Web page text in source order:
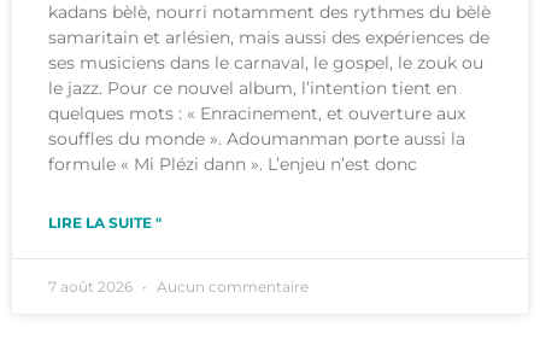
kadans bèlè, nourri notamment des rythmes du bèlè
samaritain et arlésien, mais aussi des expériences de
ses musiciens dans le carnaval, le gospel, le zouk ou
le jazz. Pour ce nouvel album, l’intention tient en
quelques mots : « Enracinement, et ouverture aux
souffles du monde ». Adoumanman porte aussi la
formule « Mi Plézi dann ». L’enjeu n’est donc
LIRE LA SUITE "
7 août 2026 Aucun commentaire